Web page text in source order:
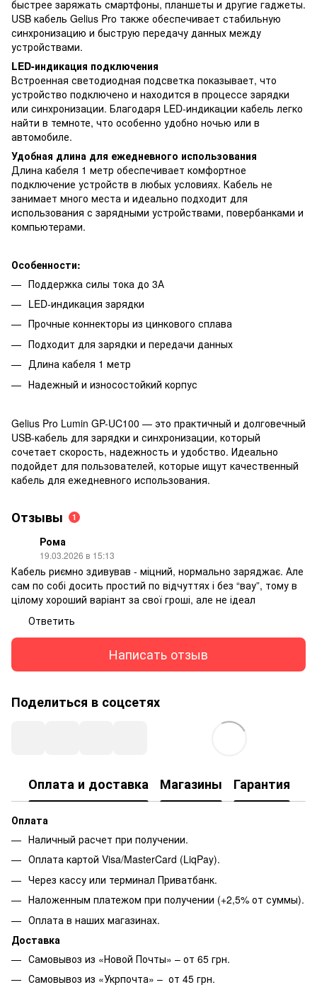
быстрее заряжать смартфоны, планшеты и другие гаджеты.
USB кабель Gelius Pro также обеспечивает стабильную
синхронизацию и быструю передачу данных между
устройствами.
LED-индикация подключения
Встроенная светодиодная подсветка показывает, что
устройство подключено и находится в процессе зарядки
или синхронизации. Благодаря LED-индикации кабель легко
найти в темноте, что особенно удобно ночью или в
автомобиле.
Удобная длина для ежедневного использования
Длина кабеля 1 метр обеспечивает комфортное
подключение устройств в любых условиях. Кабель не
занимает много места и идеально подходит для
использования с зарядными устройствами, повербанками и
компьютерами.
Особенности:
Поддержка силы тока до 3А
LED-индикация зарядки
Прочные коннекторы из цинкового сплава
Подходит для зарядки и передачи данных
Длина кабеля 1 метр
Надежный и износостойкий корпус
Gelius Pro Lumin GP-UC100 — это практичный и долговечный
USB-кабель для зарядки и синхронизации, который
сочетает скорость, надежность и удобство. Идеально
подойдет для пользователей, которые ищут качественный
кабель для ежедневного использования.
Отзывы 1
Рома
19.03.2026 в 15:13
Кабель риємно здивував - міцний, нормально заряджає. Але
сам по собі досить простий по відчуттях і без “вау”, тому в
цілому хороший варіант за свої гроші, але не ідеал
Ответить
Написать отзыв
Поделиться в соцсетях
Оплата и доставка Магазины Гарантия
Оплата
Наличный расчет при получении.
Оплата картой Visa/MasterCard (LiqPay).
Через кассу или терминал Приватбанк.
Наложенным платежом при получении (+2,5% от суммы).
Оплата в наших магазинах.
Доставка
Самовывоз из «Новой Почты» – от 65 грн.
Самовывоз из «Укрпочта» – от 45 грн.